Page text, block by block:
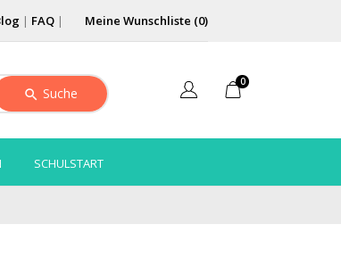
| FAQ| Meine Wunschliste (0)
Suche
0
SCHULSTART